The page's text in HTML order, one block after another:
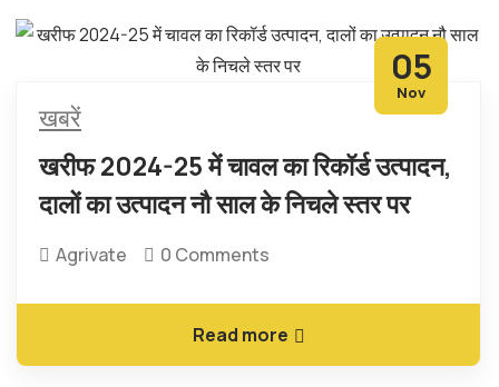
05
Nov
खबरें
खरीफ 2024-25 में चावल का रिकॉर्ड उत्पादन,
दालों का उत्पादन नौ साल के निचले स्तर पर
Agrivate 0 Comments
Read more